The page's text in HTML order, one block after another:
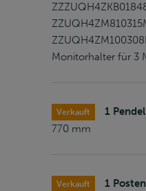
Monitorhalter für 3
Verkauft 1
770 mm
Verkauft
1